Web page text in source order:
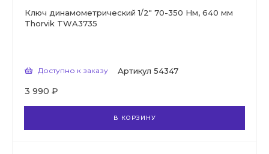
Ключ динамометрический 1/2" 70-350 Нм, 640 мм
Thorvik TWA3735
Доступно к заказу Артикул 54347
3 990 ₽
В КОРЗИНУ